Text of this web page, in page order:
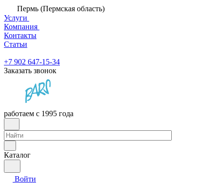
Пермь (Пермская область)
Услуги
Компания
Контакты
Статьи
+7 902 647-15-34
Заказать звонок
работаем с 1995 года
Каталог
Войти